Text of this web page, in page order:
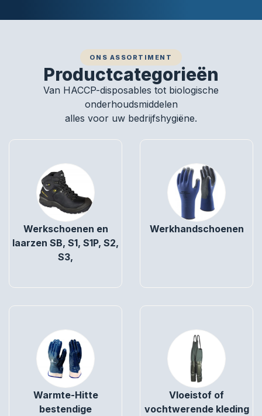
ONS ASSORTIMENT
Productcategorieën
Van HACCP-disposables tot biologische
onderhoudsmiddelen
alles voor uw bedrijfshygiëne.
Werkschoenen en
laarzen SB, S1, S1P, S2,
S3,
Werkhandschoenen
Warmte-Hitte
bestendige
Vloeistof of
vochtwerende kleding